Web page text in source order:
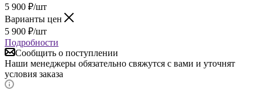
5 900 ₽/шт
Варианты цен
5 900 ₽/шт
Подробности
Сообщить о поступлении
Наши менеджеры обязательно свяжутся с вами и уточнят
условия заказа